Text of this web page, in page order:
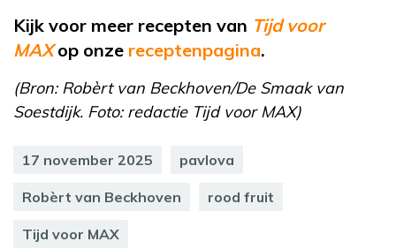
Kijk voor meer recepten van Tijd voor
MAXop onze receptenpagina.
(Bron: Robèrt van Beckhoven/De Smaak van
Soestdijk. Foto: redactie Tijd voor MAX)
17 november 2025 pavlova
Robèrt van Beckhoven rood fruit
Tijd voor MAX